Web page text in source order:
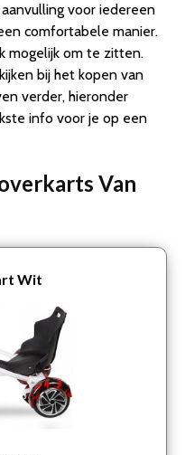
voor iedereen
comfortabele manier.
mogelijk om te zitten.
bij het kopen van
verder, hieronder
info voor je op een
Van
Wit